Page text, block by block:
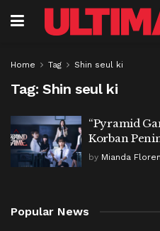
Home Tag Shin seul ki
Tag: Shin seul ki
“Pyramid
Korban
by Mianda
Popular News